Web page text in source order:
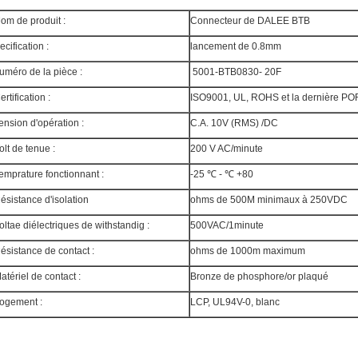
de produit : Connecteur de DALEE BTB
: lancement de 0.8mm
de la pièce : 5001-BTB0830- 20F
: ISO9001, UL, ROHS et la dernière
d'opération : C.A. 10V (RMS) /DC
de tenue : 200 V AC/minute
fonctionnant : -25 ℃ - ℃ +80
d'isolation ohms de 500M minimaux à 250VDC
diélectriques de withstandig : 500VAC/1minute
de contact : ohms de 1000m maximum
de contact : Bronze de phosphore/or plaqué
: LCP, UL94V-0, blanc